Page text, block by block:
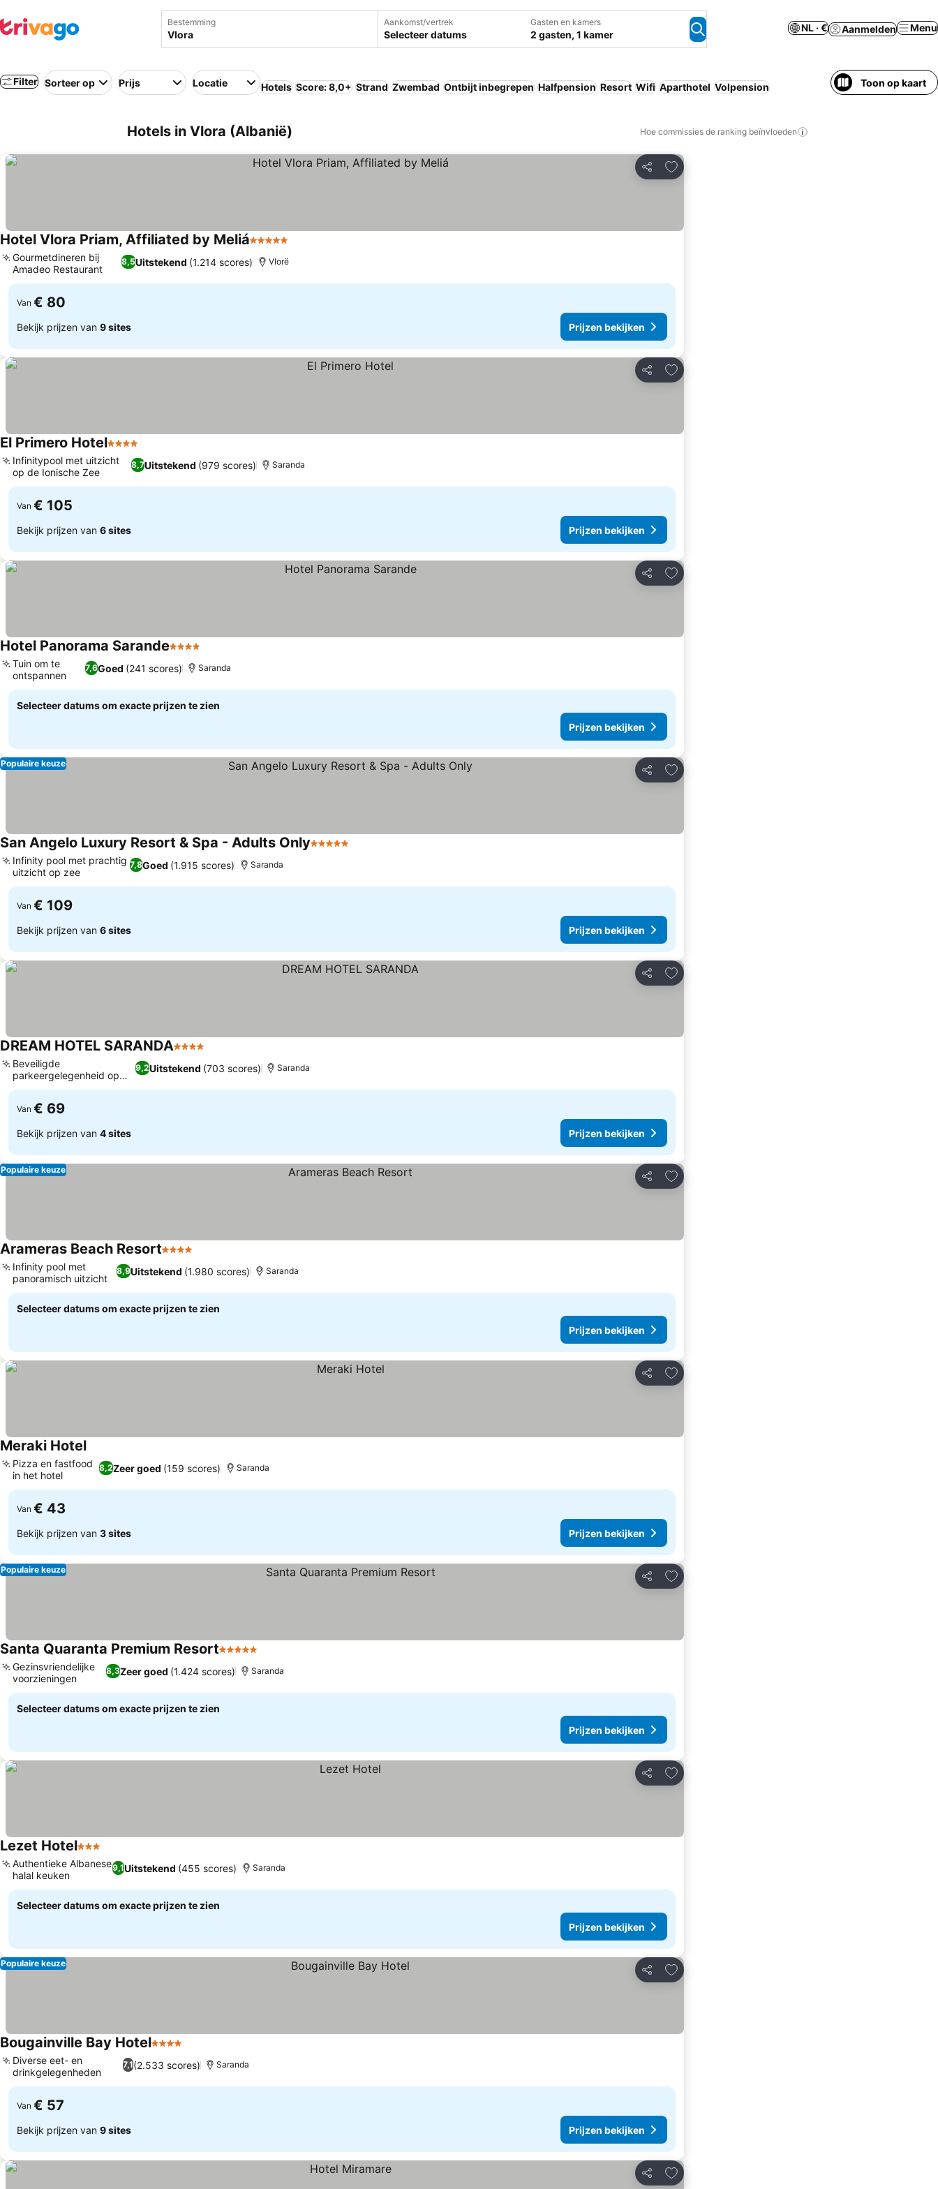
Bestemming Aankomst/vertrek
Selecteer datums
Gasten en kamers
2 gasten, 1 kamer
NL · € Aanmelden Menu
Filter Sorteer op Prijs Locatie Hotels Score: 8,0+ Strand Zwembad Ontbijt inbegrepen Halfpension Resort Wifi Aparthotel Volpension Toon op kaart
Hotels in Vlora (Albanië) Hoe commissies de ranking beïnvloeden
Delen
Toevoegen aan favorieten
Hotel Vlora Priam, Affiliated by Meliá5 Sterren
8,5Uitstekend (1.214 scores)
Gourmetdineren bij
Amadeo Restaurant
Vlorë
Van € 80
Bekijk prijzen van 9 sites Prijzen bekijken
Delen
Toevoegen aan favorieten
El Primero Hotel4 Sterren
8,7Uitstekend (979 scores)
Infinitypool met uitzicht
op de Ionische Zee
Saranda
Van € 105
Bekijk prijzen van 6 sites Prijzen bekijken
Delen
Toevoegen aan favorieten
Hotel Panorama Sarande4 Sterren
7,6Goed (241 scores)
Tuin om te
ontspannen
Saranda
Selecteer datums om exacte prijzen te zien
Prijzen bekijken
Delen
Toevoegen aan favorieten
Populaire keuze
San Angelo Luxury Resort & Spa - Adults Only5 Sterren
7,8Goed (1.915 scores)
Infinity pool met prachtig
uitzicht op zee
Saranda
Van € 109
Bekijk prijzen van 6 sites Prijzen bekijken
Delen
Toevoegen aan favorieten
DREAM HOTEL SARANDA4 Sterren
9,2Uitstekend (703 scores)
Beveiligde
parkeergelegenheid op
het terrein
Saranda
Van € 69
Bekijk prijzen van 4 sites Prijzen bekijken
Delen
Toevoegen aan favorieten
Populaire keuze
Arameras Beach Resort4 Sterren
8,9Uitstekend (1.980 scores)
Infinity pool met
panoramisch uitzicht
Saranda
Selecteer datums om exacte prijzen te zien
Prijzen bekijken
Delen
Toevoegen aan favorieten
Meraki Hotel
8,2Zeer goed (159 scores)
Pizza en fastfood
in het hotel
Saranda
Van € 43
Bekijk prijzen van 3 sites Prijzen bekijken
Delen
Toevoegen aan favorieten
Populaire keuze
Santa Quaranta Premium Resort5 Sterren
8,3Zeer goed (1.424 scores)
Gezinsvriendelijke
voorzieningen
Saranda
Selecteer datums om exacte prijzen te zien
Prijzen bekijken
Delen
Toevoegen aan favorieten
Lezet Hotel3 Sterren
9,1Uitstekend (455 scores)
Authentieke Albanese
halal keuken
Saranda
Selecteer datums om exacte prijzen te zien
Prijzen bekijken
Delen
Toevoegen aan favorieten
Populaire keuze
Bougainville Bay Hotel4 Sterren
7,1(2.533 scores)
Diverse eet- en
drinkgelegenheden
Saranda
Van € 57
Bekijk prijzen van 9 sites Prijzen bekijken
Delen
Toevoegen aan favorieten